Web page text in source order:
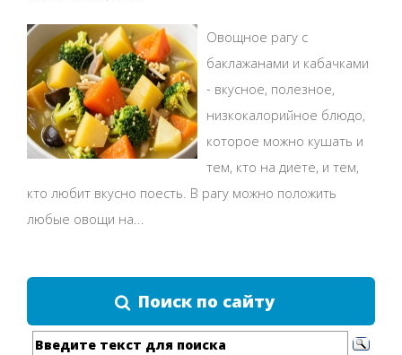
Овощное рагу с
баклажанами и кабачками
- вкусное, полезное,
низкокалорийное блюдо,
которое можно кушать и
тем, кто на диете, и тем,
кто любит вкусно поесть. В рагу можно положить
любые овощи на...
Поиск по сайту